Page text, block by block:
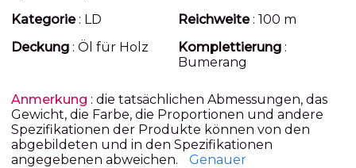
Kategorie : LD Reichweite : 100 m
Deckung : Öl für Holz Komplettierung :
Bumerang
Anmerkung : die tatsächlichen Abmessungen, das
Gewicht, die Farbe, die Proportionen und andere
Spezifikationen der Produkte können von den
abgebildeten und in den Spezifikationen
angegebenen abweichen.
Genauer